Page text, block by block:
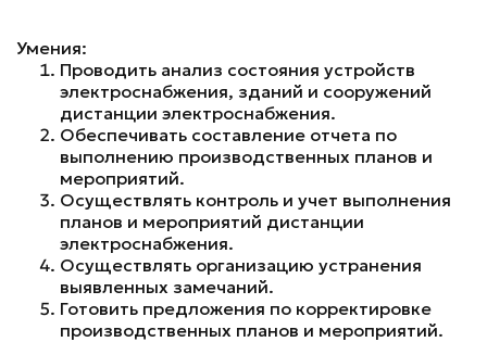
Умения:
Проводить анализ состояния устройств
электроснабжения, зданий и сооружений
дистанции электроснабжения.
Обеспечивать составление отчета по
выполнению производственных планов и
мероприятий.
Осуществлять контроль и учет выполнения
планов и мероприятий дистанции
электроснабжения.
Осуществлять организацию устранения
выявленных замечаний.
Готовить предложения по корректировке
производственных планов и мероприятий.